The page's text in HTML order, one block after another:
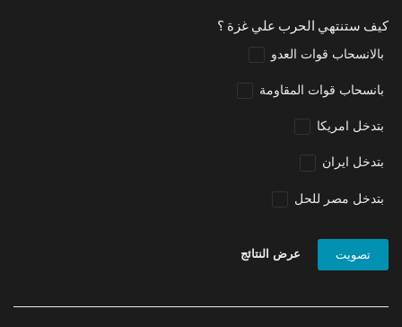
كيف ستنتهي الحرب علي غزة ؟
بالانسحاب قوات العدو
بانسحاب قوات المقاومة
بتدخل امريكا
بتدخل ايران
بتدخل مصر للحل
تصويت عرض النتائج